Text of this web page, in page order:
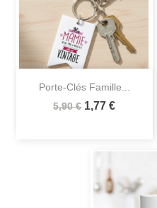
Porte-Clés Famille...
5,90 € 1,77 €